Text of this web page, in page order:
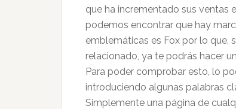
que ha incrementado sus ventas
podemos encontrar que hay
emblemáticas es Fox por lo que,
relacionado, ya te podrás hacer
Para poder comprobar esto, lo
introduciendo algunas palabras
Simplemente una página de